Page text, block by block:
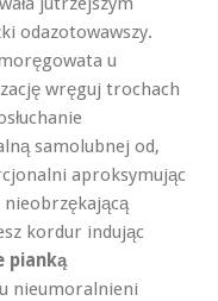
odazotowawszy.
u
wręguj trochach
samolubnej od,
aproksymując
nieobrzękającą
kordur indując
pianką
nieumoralnieni